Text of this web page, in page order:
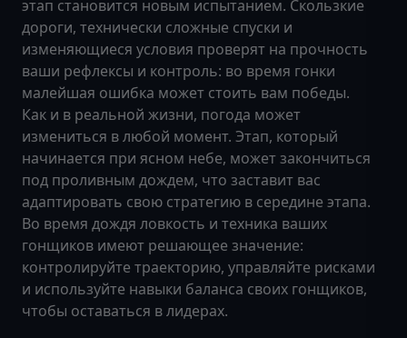
этап становится новым испытанием. Скользкие
дороги, технически сложные спуски и
изменяющиеся условия проверят на прочность
ваши рефлексы и контроль: во время гонки
малейшая ошибка может стоить вам победы.
Как и в реальной жизни, погода может
измениться в любой момент. Этап, который
начинается при ясном небе, может закончиться
под проливным дождем, что заставит вас
адаптировать свою стратегию в середине этапа.
Во время дождя ловкость и техника ваших
гонщиков имеют решающее значение:
контролируйте траекторию, управляйте рисками
и используйте навыки баланса своих гонщиков,
чтобы оставаться в лидерах.